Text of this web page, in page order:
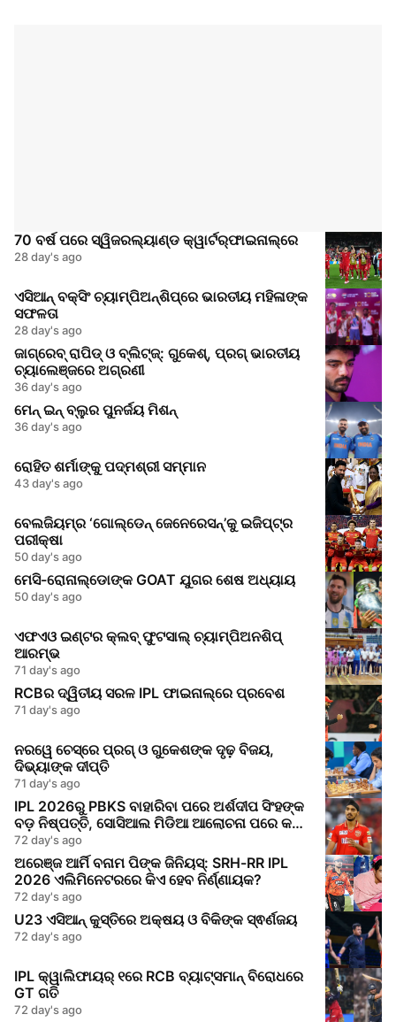
70 ବର୍ଷ ପରେ ସ୍ୱିଜରଲ୍ୟାଣ୍ଡ କ୍ୱାର୍ଟର୍‌ଫାଇନାଲ୍‌ରେ
28 day's ago
ଏସିଆନ୍ ବକ୍ସିଂ ଚ୍ୟାମ୍ପିଅନ୍‌ଶିପ୍‌ରେ ଭାରତୀୟ ମହିଳାଙ୍କ
ସଫଳତା
28 day's ago
ଜାଗ୍ରେବ୍ ରାପିଡ୍ ଓ ବ୍ଲିଟ୍ଜ୍: ଗୁକେଶ୍, ପ୍ରଗ୍ ଭାରତୀୟ
ଚ୍ୟାଲେଞ୍ଜରେ ଅଗ୍ରଣୀ
36 day's ago
ମେନ୍ ଇନ୍ ବ୍ଲୁର ପୁନର୍ଜୟ ମିଶନ୍
36 day's ago
ରୋହିତ ଶର୍ମାଙ୍କୁ ପଦ୍ମଶ୍ରୀ ସମ୍ମାନ
43 day's ago
ବେଲଜିୟମ୍‌ର ‘ଗୋଲ୍ଡେନ୍ ଜେନେରେସନ୍’କୁ ଇଜିପ୍ଟ୍‌ର
ପରୀକ୍ଷା
50 day's ago
ମେସି-ରୋନାଲ୍ଡୋଙ୍କ GOAT ଯୁଗର ଶେଷ ଅଧ୍ୟାୟ
50 day's ago
ଏଫଏଓ ଇଣ୍ଟର କ୍ଲବ୍ ଫୁଟସାଲ୍ ଚ୍ୟାମ୍ପିଅନଶିପ୍
ଆରମ୍ଭ
71 day's ago
RCBର ଦ୍ୱିତୀୟ ସରଳ IPL ଫାଇନାଲ୍‌ରେ ପ୍ରବେଶ
71 day's ago
ନରୱେ ଚେସ୍‌ରେ ପ୍ରଗ୍‌ ଓ ଗୁକେଶଙ୍କ ଦୃଢ଼ ବିଜୟ,
ଦିଭ୍ୟାଙ୍କ ଦୀପ୍ତି
71 day's ago
IPL 2026ରୁ PBKS ବାହାରିବା ପରେ ଅର୍ଶଦୀପ ସିଂହଙ୍କ
ବଡ଼ ନିଷ୍ପତ୍ତି, ସୋସିଆଲ ମିଡିଆ ଆଲୋଚନା ପରେ କଲେ
ବଡ଼ ପଦକ୍ଷେପ
72 day's ago
ଅରେଞ୍ଜ ଆର୍ମି ବନାମ ପିଙ୍କ ଜିନିୟସ୍: SRH-RR IPL
2026 ଏଲିମିନେଟରରେ କିଏ ହେବ ନିର୍ଣ୍ଣାୟକ?
72 day's ago
U23 ଏସିଆନ୍‌ କୁସ୍ତିରେ ଅକ୍ଷୟ ଓ ବିକିଙ୍କ ସ୍ଵର୍ଣଜୟ
72 day's ago
IPL କ୍ୱାଲିଫାୟର୍‌ ୧ରେ RCB ବ୍ୟାଟ୍ସମାନ୍‌ ବିରୋଧରେ
GT ଗତି
72 day's ago